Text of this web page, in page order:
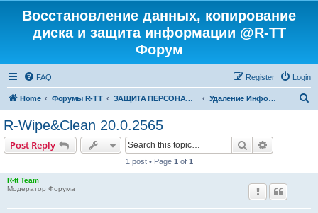
Восстановление данных, копирование
диска и защита информации @R-TT
Форум
FAQ Login
Register
Home Форумы R-TT ЗАЩИТА ПЕРСОНАЛЬНЫХ ДАННЫХ И БЕЗОПАСНОСТЬ Удаление Информации с Диска
R-Wipe&Clean 20.0.2565
Post Reply Search
1 post • Page 1 of 1
R-tt Team
Модератор Форума